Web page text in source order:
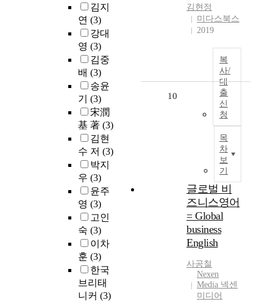
김지
연 (3)
강대
영 (3)
김중
배 (3)
송윤
기 (3)
宋潤
基 著 (3)
김현
수 저 (3)
박지
우 (3)
윤주
영 (3)
고인
숙 (3)
이차
훈 (3)
한국
브리태
니커 (3)
김현정
미다스북스
2019
복
사/
대
출
신
청
목
차
보
기
10
글로벌 비
즈니스영어
= Global
business
English
사공철
Nexen
Media 넥센
미디어